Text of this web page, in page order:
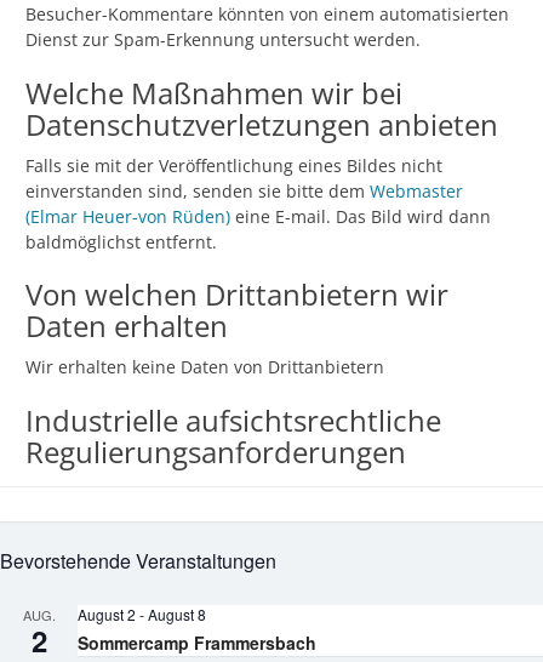
Besucher-Kommentare könnten von einem automatisierten
Dienst zur Spam-Erkennung untersucht werden.
Welche Maßnahmen wir bei
Datenschutzverletzungen anbieten
Falls sie mit der Veröffentlichung eines Bildes nicht
einverstanden sind, senden sie bitte dem Webmaster
(Elmar Heuer-von Rüden) eine E-mail. Das Bild wird dann
baldmöglichst entfernt.
Von welchen Drittanbietern wir
Daten erhalten
Wir erhalten keine Daten von Drittanbietern
Industrielle aufsichtsrechtliche
Regulierungsanforderungen
Bevorstehende Veranstaltungen
AUG.
2
August 2 -August 8
Sommercamp Frammersbach